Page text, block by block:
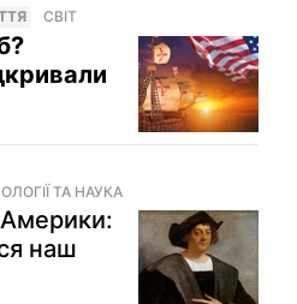
СВІТ
ТА НАУКА
наш